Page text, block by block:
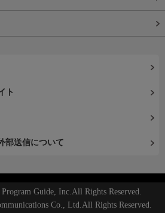
ト
部送信について
Guide, Inc.All Rights Reserved.
Co., Ltd.All Rights Reserved.